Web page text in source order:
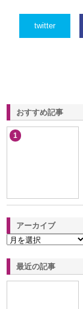
twitter
おすすめ記事
1
アーカイブ
最近の記事